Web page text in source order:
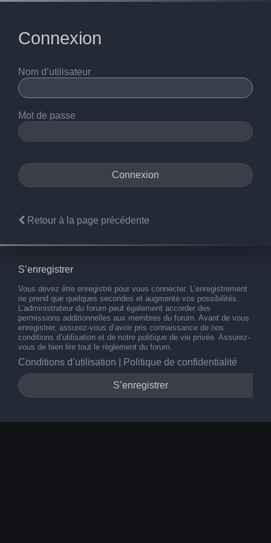
Connexion
Nom d’utilisateur
Mot de passe
Retour à la page précédente
S’enregistrer
Vous devez être enregistré pour vous connecter. L’enregistrement
ne prend que quelques secondes et augmente vos possibilités.
L’administrateur du forum peut également accorder des
permissions additionnelles aux membres du forum. Avant de vous
enregistrer, assurez-vous d’avoir pris connaissance de nos
conditions d’utilisation et de notre politique de vie privée. Assurez-
vous de bien lire tout le règlement du forum.
Conditions d’utilisation Politique de confidentialité
S’enregistrer